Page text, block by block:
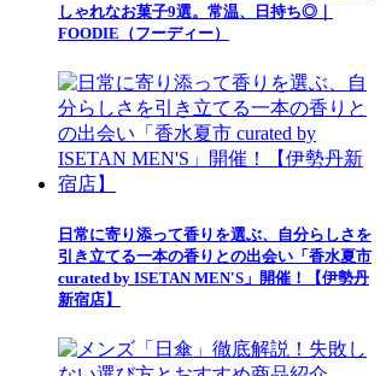
しゃれなお菓子9選。常温、日持ち◎｜
FOODIE（フーディー）
日常に寄り添って香りを選ぶ、自分らしさを
引き立てる一本の香りとの出会い「香水夏市
curated by ISETAN MEN'S」開催！【伊勢丹
新宿店】